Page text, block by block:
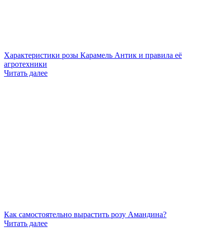
Характеристики розы Карамель Антик и правила её
агротехники
Читать далее
Как самостоятельно вырастить розу Амандина?
Читать далее